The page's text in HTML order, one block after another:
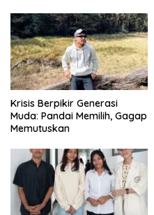
Krisis Berpikir Generasi
Muda: Pandai Memilih, Gagap
Memutuskan